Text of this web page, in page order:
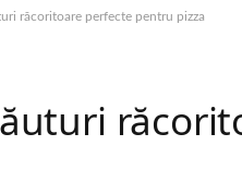
răcoritoare perfecte pentru pizza